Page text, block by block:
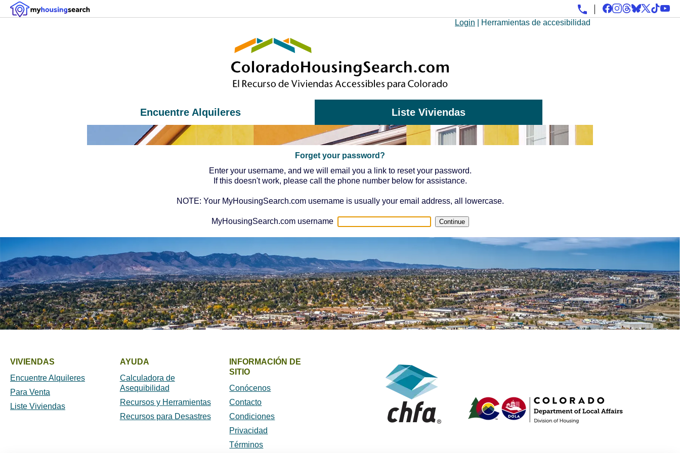
Login Herramientas de accesibilidad
Encuentre Alquileres Liste Viviendas
Forget your password?
Enter your username, and we will email you a link to reset your password.
If this doesn't work, please call the phone number below for assistance.
NOTE: Your MyHousingSearch.com username is usually your email address, all lowercase.
MyHousingSearch.com username
VIVIENDAS
Encuentre Alquileres
Para Venta
Liste Viviendas
AYUDA
Calculadora de
Asequibilidad
Recursos y Herramientas
Recursos para Desastres
INFORMACIÓN DE
SITIO
Conócenos
Contacto
Condiciones
Privacidad
Términos